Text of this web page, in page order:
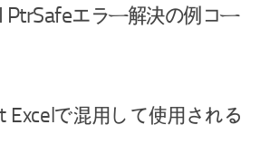
エラー解決の例コー
Excelで混用して使用される